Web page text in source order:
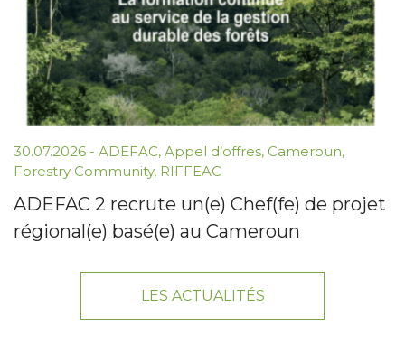
30.07.2026 - ADEFAC, Appel d’offres, Cameroun,
Forestry Community, RIFFEAC
ADEFAC 2 recrute un(e) Chef(fe) de projet
régional(e) basé(e) au Cameroun
LES ACTUALITÉS